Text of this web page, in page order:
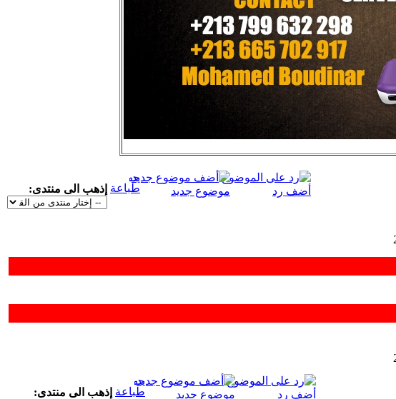
أضف رد موضوع جديد طباعة إذهب الى منتدى:
أضف رد موضوع جديد طباعة إذهب الى منتدى: